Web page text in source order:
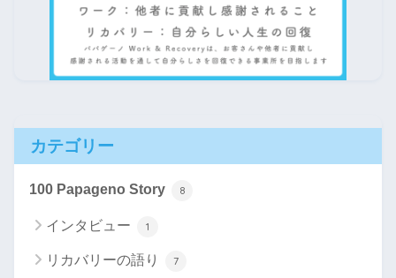
カテゴリー
100 Papageno Story 8
インタビュー 1
リカバリーの語り 7